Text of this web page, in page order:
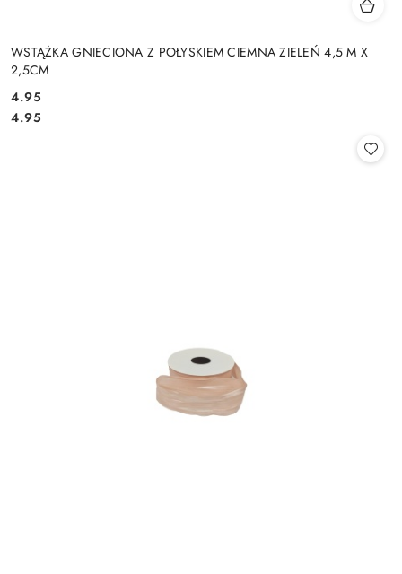
WSTĄŻKA GNIECIONA Z POŁYSKIEM CIEMNA ZIELEŃ 4,5 M X
2,5CM
Cena:
4.95
Cena:
4.95